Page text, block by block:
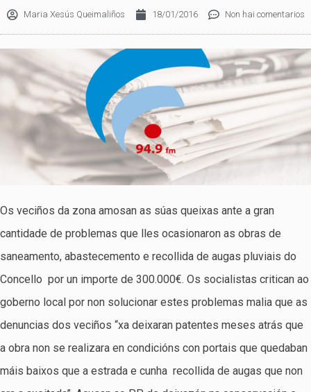
Maria Xesús Queimaliños 18/01/2016 Non hai comentarios
Os veciños da zona amosan as súas queixas ante a gran
cantidade de problemas que lles ocasionaron as obras de
saneamento, abastecemento e recollida de augas pluviais do
Concello por un importe de 300.000€. Os socialistas critican ao
goberno local por non solucionar estes problemas malia que as
denuncias dos veciños “xa deixaran patentes meses atrás que
a obra non se realizara en condicións con portais que quedaban
máis baixos que a estrada e cunha recollida de augas que non